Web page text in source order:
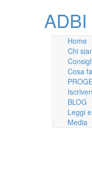
Home
Chi
Cosa
BLOG
Leggi
Media